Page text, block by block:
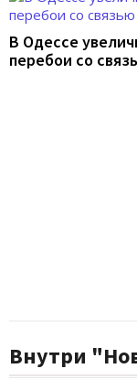
В Одессе
перебои со
Внутри